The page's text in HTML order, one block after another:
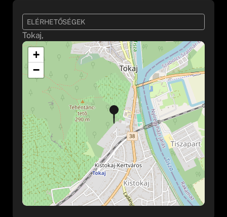
ELÉRHETŐSÉGEK
Tokaj,
+
−